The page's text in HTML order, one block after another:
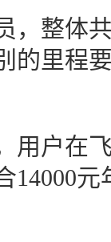
，整体
的里程
用户在
14000